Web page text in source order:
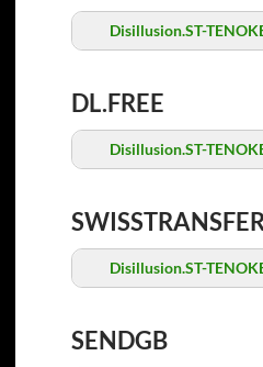
Disillusion.ST-
DL.FREE
Disillusion.ST-
Disillusion.ST-
SENDGB